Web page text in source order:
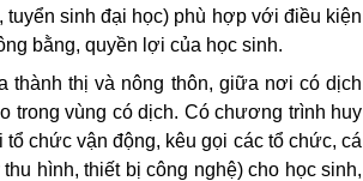
sinh đại học) phù hợp với điều kiện
bằng, quyền lợi của học sinh.
thành thị và nông thôn, giữa nơi có dịch
trong vùng có dịch. Cóchương trình huy
chức vận động, kêu gọi các tổ chức, cá
hình, thiết bị công nghệ) cho học sinh,